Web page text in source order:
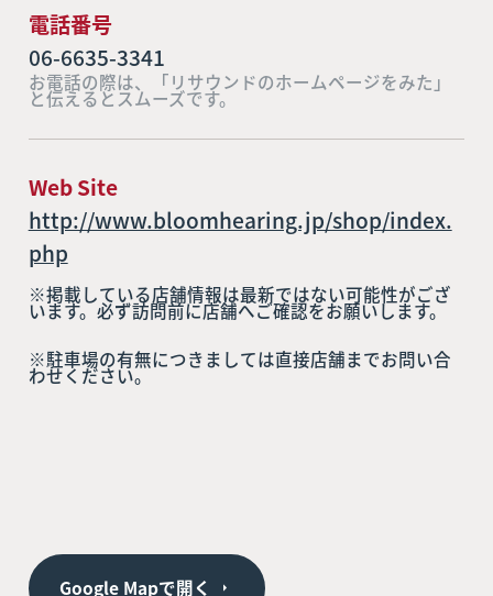
電話番号
06-6635-3341
お電話の際は、「リサウンドのホームページをみた」
と伝えるとスムーズです。
Web Site
http://www.bloomhearing.jp/shop/index.
php
※掲載している店舗情報は最新ではない可能性がござ
います。必ず訪問前に店舗へご確認をお願いします。
※駐車場の有無につきましては直接店舗までお問い合
わせください。
Google Mapで開く